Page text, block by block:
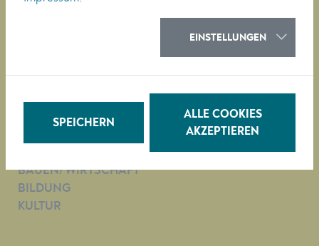
A-3500 Krems
Fax +43 (0)2732/801-90 269
BAUEN/WIRTSCHAFT
BILDUNG
KULTUR
EINSTELLUNGEN
SPEICHERN
ALLE COOKIES
AKZEPTIEREN